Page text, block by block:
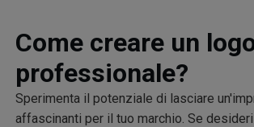
Come creare un
professionale?
Sperimenta il potenziale di lasciare
affascinanti per il tuo marchio. Se